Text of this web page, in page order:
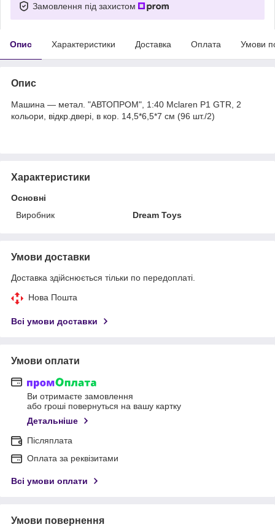
Замовлення під захистом
Опис Характеристики Доставка Оплата Умови
Опис
Машина — метал. "АВТОПРОМ", 1:40 Mclaren P1 GTR, 2
кольори, відкр.двері, в кор. 14,5*6,5*7 см (96 шт./2)
Характеристики
Основні
Виробник
Dream Toys
Умови доставки
Доставка здійснюється тільки по передоплаті.
Нова Пошта
Всі умови доставки
Умови оплати
Ви отримаєте замовлення
або гроші повернуться на вашу картку
Детальніше
Післяплата
Оплата за реквізитами
Всі умови оплати
Умови повернення